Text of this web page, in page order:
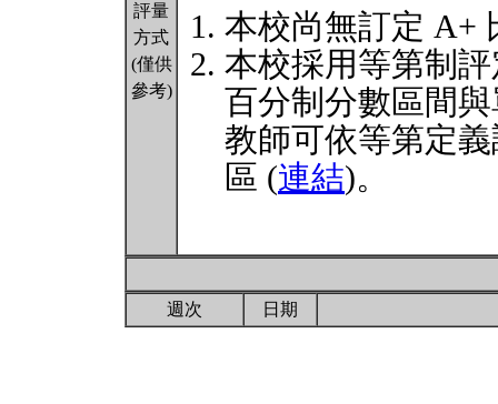
評量
方式
(僅供
參考)
本校尚無訂定 A+
本校採用等第制
百分制分數區間
教師可依等第定
區 (連結)。
週次 日期